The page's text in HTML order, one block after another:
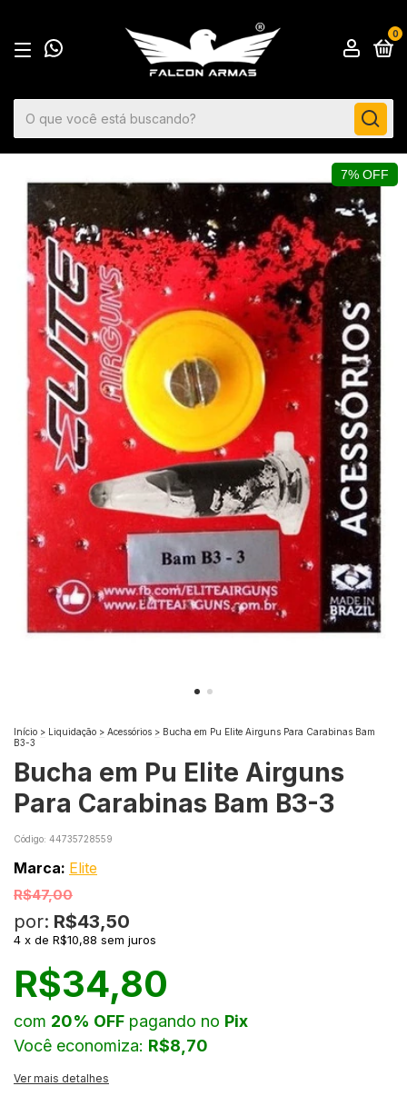
0
7% OFF
Início > Liquidação > Acessórios > Bucha em Pu Elite Airguns Para Carabinas Bam
B3-3
Bucha em Pu Elite Airguns
Para Carabinas Bam B3-3
Código: 44735728559
Marca: Elite
R$47,00
por: R$43,50
4 x de R$10,88 sem juros
R$34,80
com 20% OFF pagando no Pix
Você economiza: R$8,70
Ver mais detalhes